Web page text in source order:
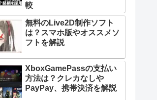
較
無料のLive2D制作ソフト
は？スマホ版やオススメソ
フトを解説
XboxGamePassの支払い
方法は？クレカなしや
PayPay、携帯決済を解説